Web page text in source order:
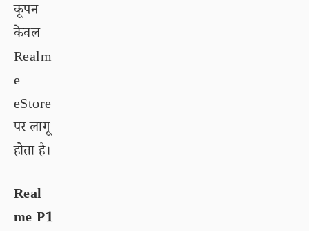
कूपन
केवल
Realm
e
eStore
पर लागू
होता है।
Real
me P1